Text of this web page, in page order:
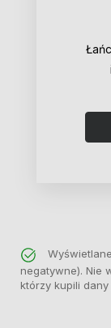
negatywne). Nie
którzy kupili